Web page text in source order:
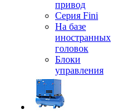
привод
Серия Fini
На базе
иностранных
головок
Блоки
управления